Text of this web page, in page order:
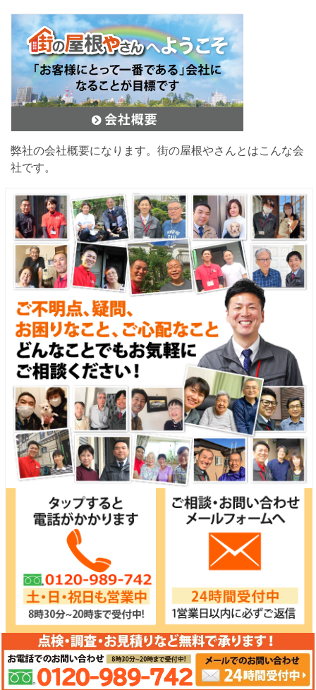
弊社の会社概要になります。街の屋根やさんとはこんな会
社です。